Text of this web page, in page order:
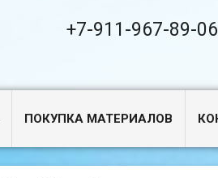
+7-911-967-89-06
ПОКУПКА МАТЕРИАЛОВ